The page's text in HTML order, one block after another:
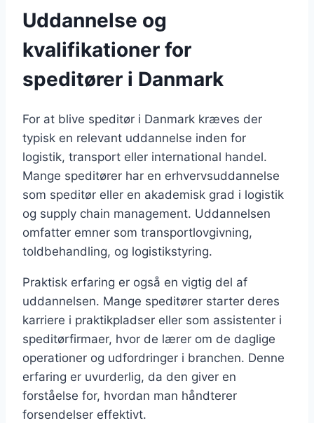
Uddannelse og
kvalifikationer for
speditører i Danmark
For at blive speditør i Danmark kræves der
typisk en relevant uddannelse inden for
logistik, transport eller international handel.
Mange speditører har en erhvervsuddannelse
som speditør eller en akademisk grad i logistik
og supply chain management. Uddannelsen
omfatter emner som transportlovgivning,
toldbehandling, og logistikstyring.
Praktisk erfaring er også en vigtig del af
uddannelsen. Mange speditører starter deres
karriere i praktikpladser eller som assistenter i
speditørfirmaer, hvor de lærer om de daglige
operationer og udfordringer i branchen. Denne
erfaring er uvurderlig, da den giver en
forståelse for, hvordan man håndterer
forsendelser effektivt.